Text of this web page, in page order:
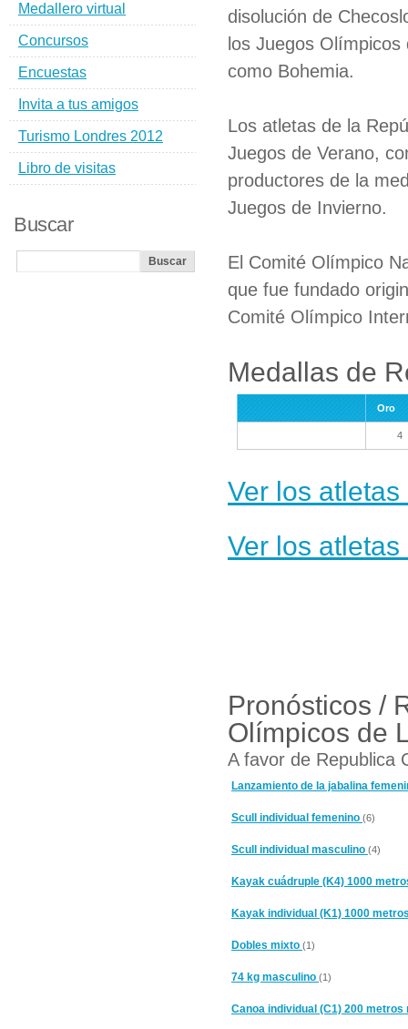
disolución de
los Juegos
como Bohemia.
Los atletas de la
Juegos de Verano,
productores de la
Juegos de Invierno.
El Comité Olímpico
que fue fundado
Comité Olímpico
Medallas de
Oro
4
Ver los
Ver los
Pronósticos /
Olímpicos de
A favor de Republica
Lanzamiento de la jabalina
Scull individual femenino (6)
Scull individual masculino (4)
Kayak cuádruple (K4) 1000
Kayak individual (K1) 1000
Dobles mixto (1)
74 kg masculino (1)
Canoa individual (C1) 200
Medallero virtual
Concursos
Encuestas
Invita a tus amigos
Turismo Londres 2012
Libro de visitas
Buscar